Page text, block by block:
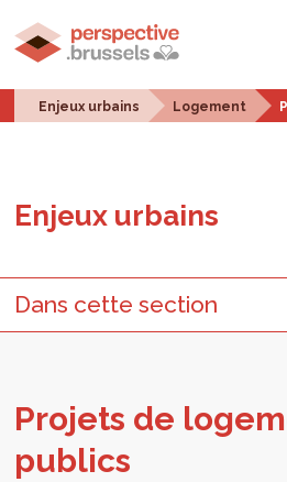
Enjeux urbains Logement
Enjeux urbains
Dans cette section
Pro­jets de
publics